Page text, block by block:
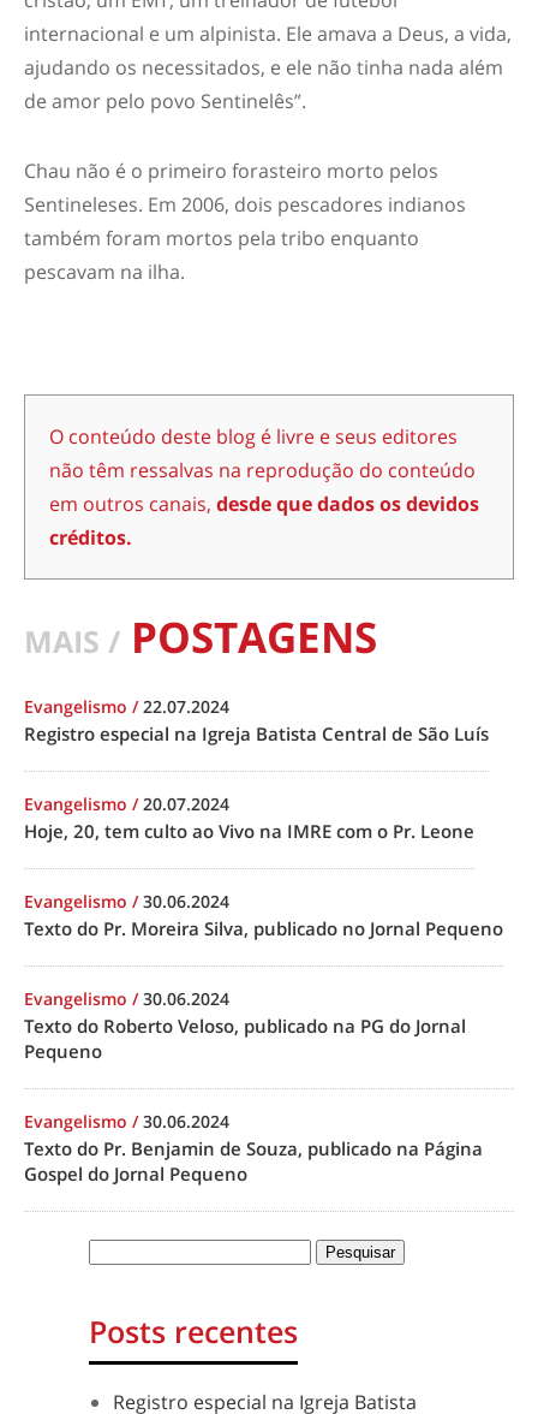
internacional e um alpinista. Ele amava a Deus, a vida,
ajudando os necessitados, e ele não tinha nada além
de amor pelo povo Sentinelês”.
Chau não é o primeiro forasteiro morto pelos
Sentineleses. Em 2006, dois pescadores indianos
também foram mortos pela tribo enquanto
pescavam na ilha.
O conteúdo deste blog é livre e seus editores
não têm ressalvas na reprodução do conteúdo
em outros canais, desde que dados os devidos
créditos.
MAIS / POSTAGENS
Evangelismo /22.07.2024
Registro especial na Igreja Batista Central de São Luís
Evangelismo /20.07.2024
Hoje, 20, tem culto ao Vivo na IMRE com o Pr. Leone
Evangelismo /30.06.2024
Texto do Pr. Moreira Silva, publicado no Jornal Pequeno
Evangelismo /30.06.2024
Texto do Roberto Veloso, publicado na PG do Jornal
Pequeno
Evangelismo /30.06.2024
Texto do Pr. Benjamin de Souza, publicado na Página
Gospel do Jornal Pequeno
Posts recentes
Registro especial na Igreja Batista